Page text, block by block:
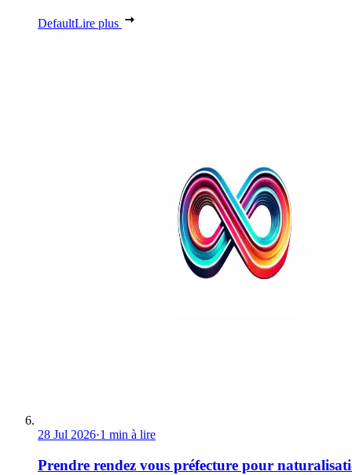
DefaultLire plus
28 Jul 2026·1 min à lire
Prendre rendez vous préfecture pour